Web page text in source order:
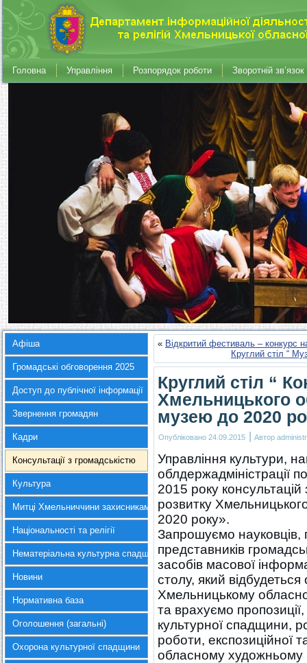
Головна Управління Розпорядок роботи Зворотній зв’язок
Афіша
Громадські обговорення 2025
Доступ до публічної інформації
Звернення громадян
Кадри
Консультації з громадськістю
Культура
Митці Хмельниччини захисникам України
Національності та релігії
Нематеріальна культурна спадщина
Новини
Нормативна база
Оголошення (загальні)
Охорона культурної спадщини
« Відкритий фестиваль – конкурс
Круглий стіл “
Круглий стіл “
Хмельницького
музею до 2020
Опубліковано 24.09.2015 | Автор
Управління культури,
облдержадміністрації
2015 року
розвитку
2020 року».
Запрошуємо науковців,
представників
засобів масової
столу, який
Хмельницькому
та врахуємо
культурної спадщини,
роботи, експозиційної
обласному художньому